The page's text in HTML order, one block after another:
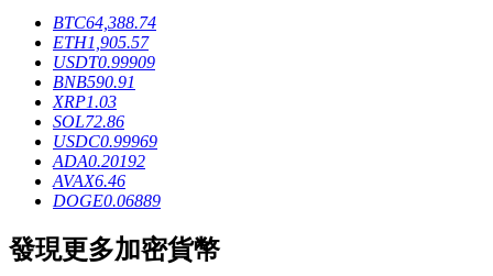
借貸數字貨幣，及時且安全的服務
BTC64,388.74
ETH1,905.57
USDT0.99909
BNB590.91
XRP1.03
SOL72.86
USDC0.99969
ADA0.20192
AVAX6.46
DOGE0.06889
發現更多加密貨幣